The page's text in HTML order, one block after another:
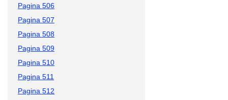
Pagina 506
Pagina 507
Pagina 508
Pagina 509
Pagina 510
Pagina 511
Pagina 512